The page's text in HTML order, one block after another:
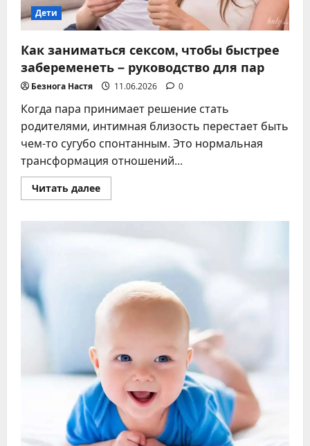
Дети
Как заниматься сексом, чтобы быстрее
забеременеть – руководство для пар
Безнога Настя 11.06.2026 0
Когда пара принимает решение стать
родителями, интимная близость перестает быть
чем-то сугубо спонтанным. Это нормальная
трансформация отношений...
Читать далееПрочитать
больше
сексом,
руководство
для
пар